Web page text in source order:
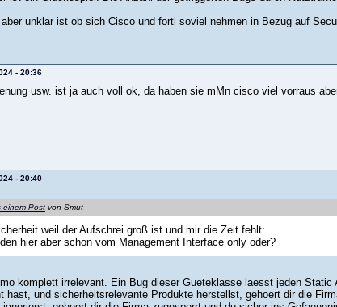
unklar ist ob sich Cisco und forti soviel nehmen in Bezug auf
- 20:36
usw. ist ja auch voll ok, da haben sie mMn cisco viel vorraus
- 20:40
einem Post von Smut
weil der Aufschrei groß ist und mir die Zeit fehlt:
hier aber schon vom Management Interface only oder?
komplett irrelevant. Ein Bug dieser Gueteklasse laesst jeden
hast, und sicherheitsrelevante Produkte herstellst, gehoert dir die